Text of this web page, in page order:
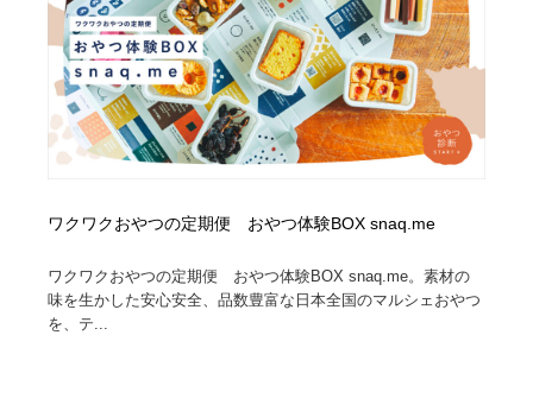
ワクワクおやつの定期便 おやつ体験BOX snaq.me
ワクワクおやつの定期便 おやつ体験BOX snaq.me。素材の
味を生かした安心安全、品数豊富な日本全国のマルシェおやつ
を、テ...